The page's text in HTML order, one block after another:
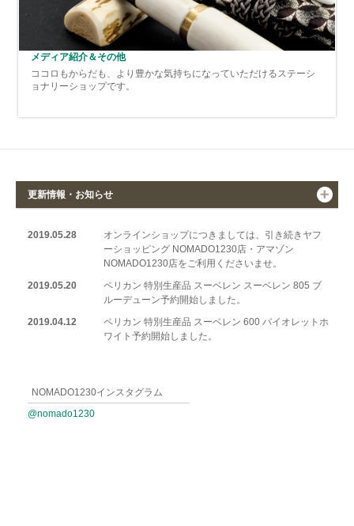
メディア紹介＆その他
ココロもからだも、より豊かな気持ちになっていただけるステーシ
ョナリーショップです。
更新情報・お知らせ
2019.05.28
オンラインショップにつきましては、引き続きヤフ
ーショッピング NOMADO1230店・アマゾン
NOMADO1230店をご利用くださいませ。
2019.05.20
ペリカン 特別生産品 スーベレン スーベレン 805 ブ
ルーデューン予約開始しました。
2019.04.12
ペリカン 特別生産品 スーベレン 600 バイオレットホ
ワイト予約開始しました。
2019.02.22
アウロラ 限定品万年筆 88 Nettuno ネットゥーノ 万
NOMADO1230インスタグラム
@nomado1230